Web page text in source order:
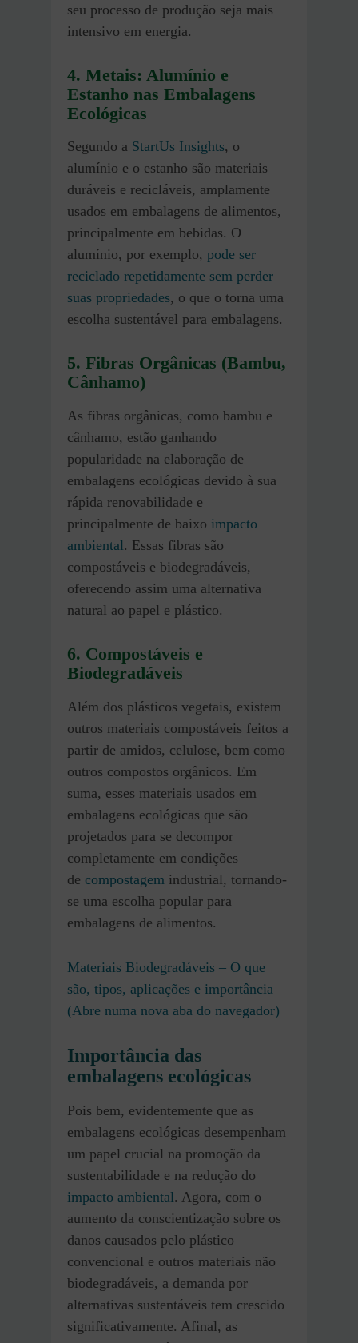
seu processo de produção seja mais
intensivo em energia​.
4. Metais: Alumínio e
Estanho nas Embalagens
Ecológicas
Segundo a StartUs Insights, o
alumínio e o estanho são materiais
duráveis e recicláveis, amplamente
usados em embalagens de alimentos,
principalmente em bebidas. O
alumínio, por exemplo, pode ser
reciclado repetidamente sem perder
suas propriedades, o que o torna uma
escolha sustentável para embalagens​.
5. Fibras Orgânicas (Bambu,
Cânhamo)
As fibras orgânicas, como bambu e
cânhamo, estão ganhando
popularidade na elaboração de
embalagens ecológicas devido à sua
rápida renovabilidade e
principalmente de baixo impacto
ambiental. Essas fibras são
compostáveis e biodegradáveis,
oferecendo assim uma alternativa
natural ao papel e plástico.
6. Compostáveis e
Biodegradáveis
Além dos plásticos vegetais, existem
outros materiais compostáveis feitos a
partir de amidos, celulose, bem como
outros compostos orgânicos. Em
suma, esses materiais usados em
embalagens ecológicas que são
projetados para se decompor
completamente em condições
de compostagem industrial, tornando-
se uma escolha popular para
embalagens de alimentos.
Materiais Biodegradáveis – O que
são, tipos, aplicações e importância
(Abre numa nova aba do navegador)
Importância das
embalagens ecológicas
Pois bem, evidentemente que as
embalagens ecológicas desempenham
um papel crucial na promoção da
sustentabilidade e na redução do
impacto ambiental. Agora, com o
aumento da conscientização sobre os
danos causados pelo plástico
convencional e outros materiais não
biodegradáveis, a demanda por
alternativas sustentáveis tem crescido
significativamente. Afinal, as